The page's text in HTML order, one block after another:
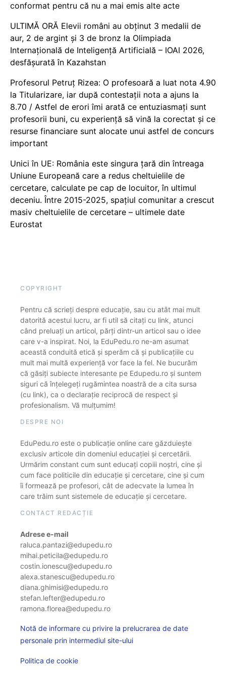
conformat pentru că nu a mai emis alte acte
ULTIMĂ ORĂ Elevii români au obținut 3 medalii de
aur, 2 de argint și 3 de bronz la Olimpiada
Internațională de Inteligență Artificială – IOAI 2026,
desfășurată în Kazahstan
Profesorul Petruț Rizea: O profesoară a luat nota 4.90
la Titularizare, iar după contestații nota a ajuns la
8.70 / Astfel de erori îmi arată ce entuziasmați sunt
profesorii buni, cu experiență să vină la corectat și ce
resurse financiare sunt alocate unui astfel de concurs
important
Unici în UE: România este singura țară din întreaga
Uniune Europeană care a redus cheltuielile de
cercetare, calculate pe cap de locuitor, în ultimul
deceniu. Între 2015-2025, spațiul comunitar a crescut
masiv cheltuielile de cercetare – ultimele date
Eurostat
COPYRIGHT
Pentru că scrieți despre educație, sau cu atât mai mult
datorită acestui lucru, ar fi util să citați cu link, atunci
când preluați un articol, părți dintr-un articol sau o idee
care v-a inspirat. Noi, la EduPedu.ro ne-am asumat
această conduită etică și sperăm că și publicațiile cu
mult mai multă experiență vor face la fel. Ne bucurăm
că găsiți subiecte interesante pe Edupedu.ro și suntem
siguri că înțelegeți rugămintea noastră de a cita sursa
(cu link), ca o declarație reciprocă de respect și
profesionalism. Vă mulțumim!
DESPRE NOI
EduPedu.ro este o publicație online care găzduiește
exclusiv articole din domeniul educației și cercetării.
Urmărim constant cum sunt educați copiii noștri, cine și
cum face politicile din educație și cercetare, cine și cum
îi formează pe profesori, cât de adecvate la lumea în
care trăim sunt sistemele de educație și cercetare.
CONTACT REDACȚIE
Adrese e-mail
raluca.pantazi@edupedu.ro
mihai.peticila@edupedu.ro
costin.ionescu@edupedu.ro
alexa.stanescu@edupedu.ro
diana.ghimisi@edupedu.ro
stefan.lefter@edupedu.ro
ramona.florea@edupedu.ro
Notă de informare cu privire la prelucrarea de date
personale prin intermediul site-ului
Politica de cookie